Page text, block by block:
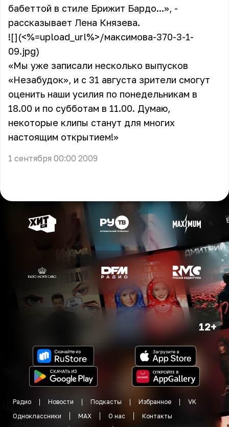
бабеттой в стиле Брижит Бардо...», -
рассказывает Лена Князева.
![](<%=upload_url%>/максимова-370-3-1-
09.jpg)
«Мы уже записали несколько выпусков
«Незабудок», и с 31 августа зрители смогут
оценить наши усилия по понедельникам в
18.00 и по субботам в 11.00. Думаю,
некоторые клипы станут для многих
настоящим открытием!»
1 сентября 00:00 2009
12+
Радио Новости Подкасты Избранное
VK
Одноклассники
MAX О нас
Контакты